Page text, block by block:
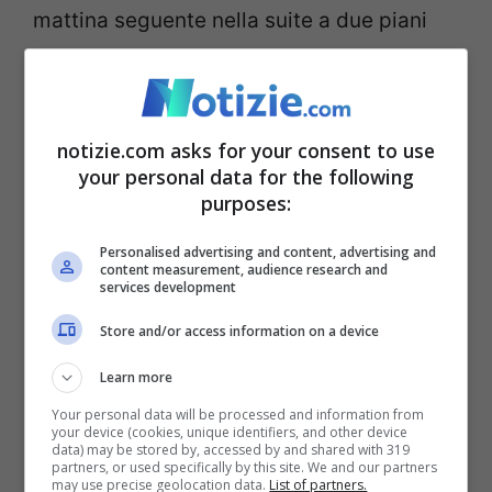
mattina seguente nella suite a due piani
Chi era Andrea Capone?
La carriera ed il cordoglio
del Cagliari, dov’era
cresciuto e dove aveva
esordito
Andrea Capone
calcisticamente nelle giovanili delCagliari
Calcio. La sua carriera lo vede passare
notizie.com asks for your consent to use
your personal data for the following
purposes:
Personalised advertising and content, advertising and
content measurement, audience research and
services development
Store and/or access information on a device
Learn more
Your personal data will be processed and information from
your device (cookies, unique identifiers, and other device
data) may be stored by, accessed by and shared with 319
partners, or used specifically by this site. We and our partners
may use precise geolocation data. List of partners.